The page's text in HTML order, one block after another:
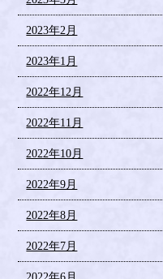
2023年2月
2023年1月
2022年12月
2022年11月
2022年10月
2022年9月
2022年8月
2022年7月